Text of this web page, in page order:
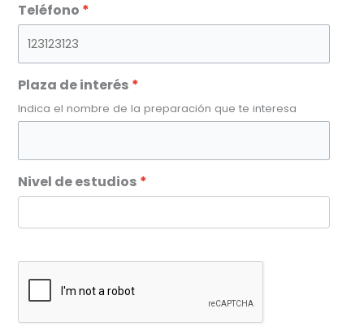
Teléfono
Plaza de interés
Indica el nombre de la preparación que te interesa
Nivel de estudios